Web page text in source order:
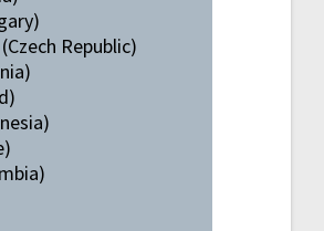
Republic)